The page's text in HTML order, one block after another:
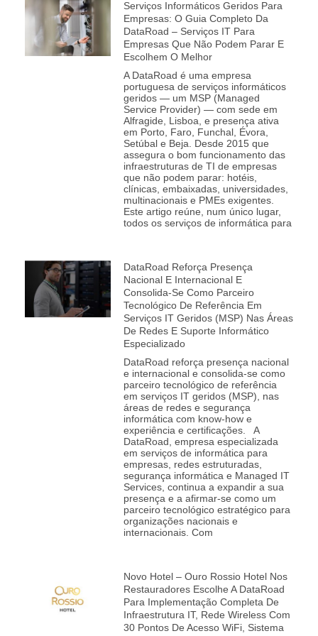
Serviços Informáticos Geridos Para
Empresas: O Guia Completo Da
DataRoad – Serviços IT Para
Empresas Que Não Podem Parar E
Escolhem O Melhor
A DataRoad é uma empresa
portuguesa de serviços informáticos
geridos — um MSP (Managed
Service Provider) — com sede em
Alfragide, Lisboa, e presença ativa
em Porto, Faro, Funchal, Évora,
Setúbal e Beja. Desde 2015 que
assegura o bom funcionamento das
infraestruturas de TI de empresas
que não podem parar: hotéis,
clínicas, embaixadas, universidades,
multinacionais e PMEs exigentes.
Este artigo reúne, num único lugar,
todos os serviços de informática para
DataRoad Reforça Presença
Nacional E Internacional E
Consolida‑se Como Parceiro
Tecnológico De Referência Em
Serviços IT Geridos (MSP) Nas Áreas
De Redes E Suporte Informático
Especializado
DataRoad reforça presença nacional
e internacional e consolida‑se como
parceiro tecnológico de referência
em serviços IT geridos (MSP), nas
áreas de redes e segurança
informática com know-how e
experiência e certificações. A
DataRoad, empresa especializada
em serviços de informática para
empresas, redes estruturadas,
segurança informática e Managed IT
Services, continua a expandir a sua
presença e a afirmar‑se como um
parceiro tecnológico estratégico para
organizações nacionais e
internacionais. Com
Novo Hotel – Ouro Rossio Hotel Nos
Restauradores Escolhe A DataRoad
Para Implementação Completa De
Infraestrutura IT, Rede Wireless Com
30 Pontos De Acesso WiFi, Sistema